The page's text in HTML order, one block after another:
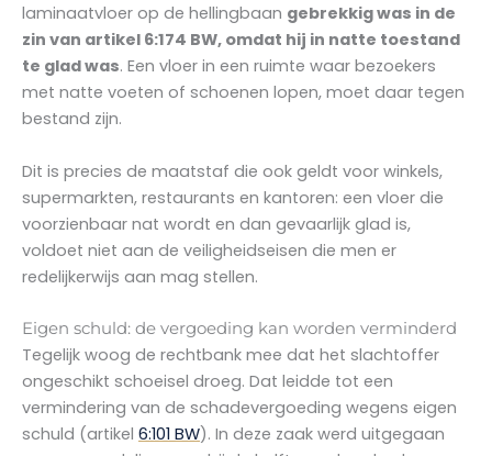
laminaatvloer op de hellingbaan gebrekkig was in de
zin van artikel 6:174 BW, omdat hij in natte toestand
te glad was. Een vloer in een ruimte waar bezoekers
met natte voeten of schoenen lopen, moet daar tegen
bestand zijn.
Dit is precies de maatstaf die ook geldt voor winkels,
supermarkten, restaurants en kantoren: een vloer die
voorzienbaar nat wordt en dan gevaarlijk glad is,
voldoet niet aan de veiligheidseisen die men er
redelijkerwijs aan mag stellen.
Eigen schuld: de vergoeding kan worden verminderd
Tegelijk woog de rechtbank mee dat het slachtoffer
ongeschikt schoeisel droeg. Dat leidde tot een
vermindering van de schadevergoeding wegens eigen
schuld (artikel 6:101 BW). In deze zaak werd uitgegaan